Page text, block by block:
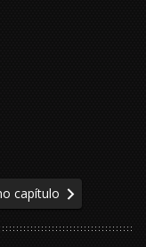
capítulo